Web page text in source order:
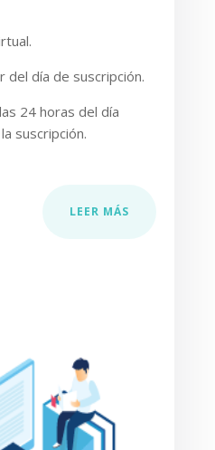
del día de suscripción.
las 24 horas del día
suscripción.
LEER MÁS